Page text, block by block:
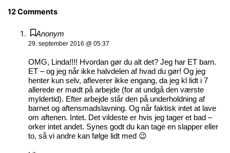
12 Comments
Anonym
29. september 2016 @ 05:37
OMG, Linda!!!! Hvordan gør du alt det? Jeg har ET barn.
ET – og jeg når ikke halvdelen af hvad du gør! Og jeg
henter kun selv, afleverer ikke engang, da jeg kl lidt i 7
allerede er mødt på arbejde (for at undgå den værste
myldertid). Efter arbejde står den på underholdning af
barnet og aftensmadslavning. Og når faktisk intet at lave
om aftenen. Intet. Det vildeste er hvis jeg tager et bad –
orker intet andet. Synes godt du kan tage en slapper eller
to, så vi andre kan følge lidt med 😉